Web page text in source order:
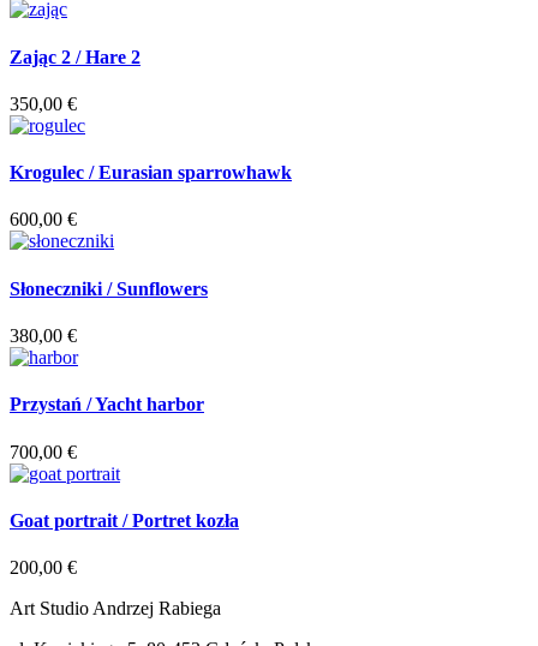
Zając 2 / Hare 2
350,00 €
Krogulec / Eurasian sparrowhawk
600,00 €
Słoneczniki / Sunflowers
380,00 €
Przystań / Yacht harbor
700,00 €
Goat portrait / Portret kozła
200,00 €
Art Studio Andrzej Rabiega